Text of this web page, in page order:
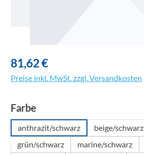
81,62 €
Preise inkl. MwSt. zzgl. Versandkosten
Farbe
anthrazit/schwarz beige/schwarz
grün/schwarz
marine/schwarz